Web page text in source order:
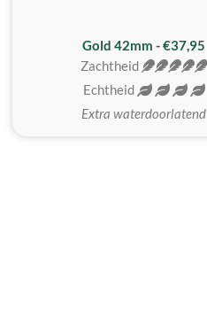
Gold 42mm - €37,95
Zachtheid
Echtheid
Extra waterdoorlatend